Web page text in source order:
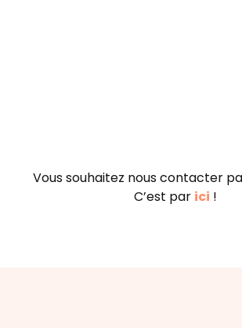
Vous souhaitez nous contacter
C’est par ici !